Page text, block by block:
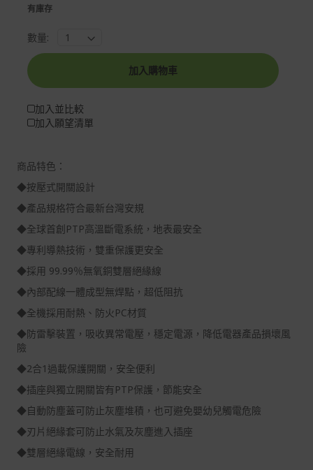
商品特色：
◆按壓式開關設計
◆產品規格符合最新台灣安規
◆全球首創PTP高溫斷電系統，地表最安全
◆專利導熱技術，雙重保護更安全
◆採用 99.99％無氧銅雙層絕緣線
◆內部配線一體成型無焊點，超低阻抗
◆全機採用耐熱、防火PC材質
◆防雷擊裝置，吸收異常電壓，穩定電源，降低電器產品損壞風
險
◆2合1過載保護開關，安全便利
◆插座與獨立開關皆有PTP保護，節能安全
◆自動防塵蓋可防止灰塵堆積，也可避免嬰幼兒觸電危險
◆刃片絕緣套可防止水氣及灰塵進入插座
◆雙層絕緣電線，安全耐用
有庫存
數量:
加入購物車
加入並比較
加入願望清單